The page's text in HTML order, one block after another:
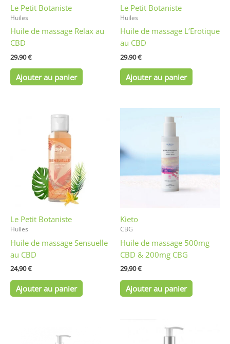
Le Petit Botaniste
Huiles
Huile de massage Relax au
CBD
29,90€
Ajouter au panier
Le Petit Botaniste
Huiles
Huile de massage L’Erotique
au CBD
29,90€
Ajouter au panier
Le Petit Botaniste
Huiles
Huile de massage Sensuelle
au CBD
24,90€
Ajouter au panier
Kieto
CBG
Huile de massage 500mg
CBD & 200mg CBG
29,90€
Ajouter au panier